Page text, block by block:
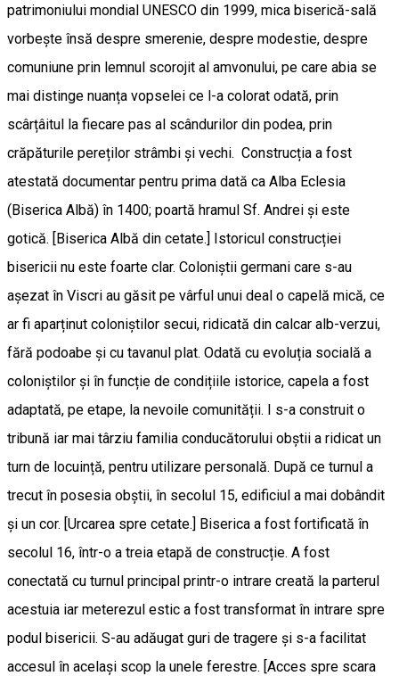
patrimoniului mondial UNESCO din 1999, mica biserică-sală
vorbește însă despre smerenie, despre modestie, despre
comuniune prin lemnul scorojit al amvonului, pe care abia se
mai distinge nuanța vopselei ce l-a colorat odată, prin
scârțâitul la fiecare pas al scândurilor din podea, prin
crăpăturile pereților strâmbi și vechi. Construcția a fost
atestată documentar pentru prima dată ca Alba Eclesia
(Biserica Albă) în 1400; poartă hramul Sf. Andrei și este
gotică. [Biserica Albă din cetate.] Istoricul construcției
bisericii nu este foarte clar. Coloniștii germani care s-au
așezat în Viscri au găsit pe vârful unui deal o capelă mică, ce
ar fi aparținut coloniștilor secui, ridicată din calcar alb-verzui,
fără podoabe și cu tavanul plat. Odată cu evoluția socială a
coloniștilor și în funcție de condițiile istorice, capela a fost
adaptată, pe etape, la nevoile comunității. I s-a construit o
tribună iar mai târziu familia conducătorului obștii a ridicat un
turn de locuință, pentru utilizare personală. După ce turnul a
trecut în posesia obștii, în secolul 15, edificiul a mai dobândit
și un cor. [Urcarea spre cetate.] Biserica a fost fortificată în
secolul 16, într-o a treia etapă de construcție. A fost
conectată cu turnul principal printr-o intrare creată la parterul
acestuia iar meterezul estic a fost transformat în intrare spre
podul bisericii. S-au adăugat guri de tragere și s-a facilitat
accesul în același scop la unele ferestre. [Acces spre scara